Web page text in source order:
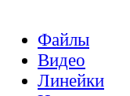
Файлы
Видео
Линейки